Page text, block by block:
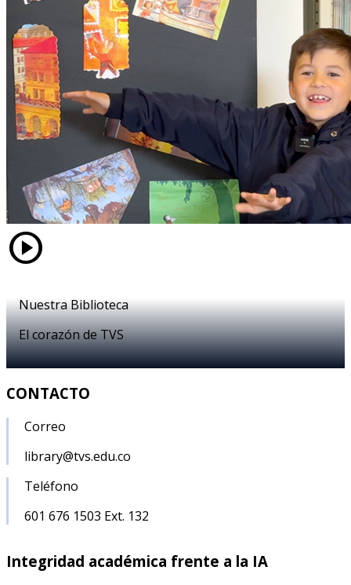
play_circle
Nuestra Biblioteca
El corazón de TVS
CONTACTO
Correo
library@tvs.edu.co
Teléfono
601 676 1503 Ext. 132
Integridad académica frente a la IA